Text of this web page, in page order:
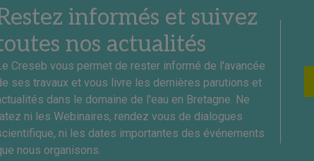
informés et suivez
nos actualités
Creseb vous permet de rester informé de l'avancée
ses travaux et vous livre les dernières parutions et
dans le domaine de l'eau en Bretagne. Ne
ni les Webinaires, rendez vous de dialogues
ni les dates importantes des événements
nous organisons.